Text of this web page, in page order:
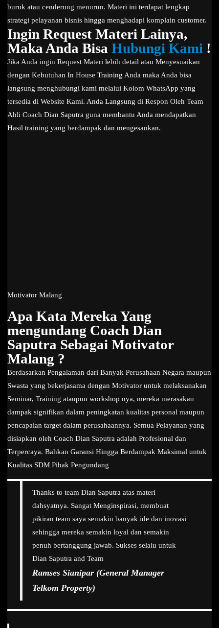
buruk atau cenderung menurun. Materi ini terdapat lengkap
strategi pelayanan bisnis hingga menghadapi komplain customer.
Ingin Request Materi Lainya,
Maka Anda Bisa Hubungi Kami !
Jika Anda ingin Request Materi lebih detail atau Menyesuaikan
dengan Kebutuhan In House Training Anda maka Anda bisa
langsung menghubungi kami melalui Kolom WhatsApp yang
tersedia di Website Kami. Anda Langsung di Respon Oleh Team
Ahli Coach Dian Saputra guna membantu Anda mendapatkan
Hasil training yang berdampak dan mengesankan.
Motivator Malang
Apa Kata Mereka Yang
mengundang Coach Dian
Saputra Sebagai Motivator
Malang ?
Berdasarkan Pengalaman dari Banyak Perusahaan Negara maupun
Swasta yang bekerjasama dengan Motivator untuk melaksanakan
Seminar, Training ataupun workshop nya, mereka merasakan
dampak signifikan dalam peningkatan kualitas personal maupun
pencapaian target dalam perusahaannya. Semua Pelayanan yang
disiapkan oleh Coach Dian Saputra adalah Profesional dan
Terpercaya. Bahkan Garansi Hingga Berdampak Maksimal untuk
Kualitas SDM Pihak Pengundang
Thanks to team Dian Saputra atas materi
dahsyatnya. Sangat Menginspirasi, membuat
pikiran team saya semakin banyak ide dan inovasi
sehingga mereka semakin loyal dan semakin
penuh bertanggung jawab. Sukses selalu untuk
Dian Saputra and Team
Ramses Sianipar (General Manager
Telkom Property)